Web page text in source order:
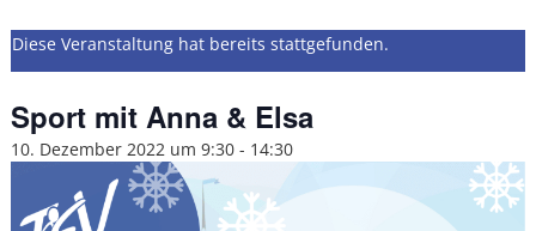
Diese Veranstaltung hat bereits stattgefunden.
Sport mit Anna & Elsa
10. Dezember 2022 um 9:30- 14:30